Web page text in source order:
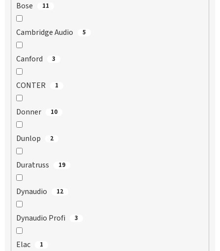
Bose 11
Cambridge Audio 5
Canford 3
CONTER 1
Donner 10
Dunlop 2
Duratruss 19
Dynaudio 12
Dynaudio Profi 3
Elac 1